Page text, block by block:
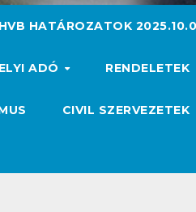
HVB HATÁROZATOK
ADÓ RENDELETEK
CIVIL SZERVEZETEK